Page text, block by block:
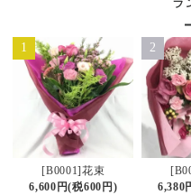
1
[B0001]花束
6,600円(税600円)
2
6,380